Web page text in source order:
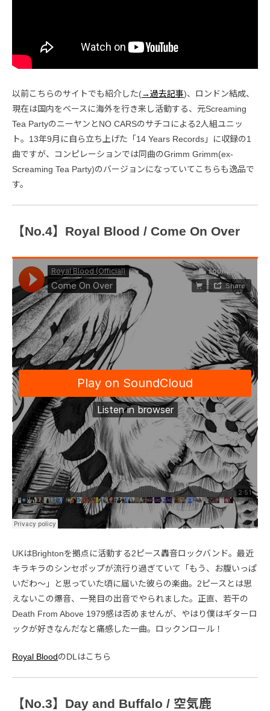
以前こちらのサイトでも紹介した(→過去記事)、ロンドン結成、
現在は国内をベースに海外を行き来し活動する、元Screaming
Tea PartyのニーヤンとNO CARSのサチコによる2人組ユニッ
ト。13年9月に自ら立ち上げた「14 Years Records」に収録の1
曲ですが、コンピレーションでは同曲のGrimm Grimm(ex-
Screaming Tea Party)のバージョンになっていてこちらも逸品で
す。
【No.4】Royal Blood / Come On Over
UKはBrightonを拠点に活動する2ピース轟音ロックバンド。最近
キラキラのシンセポップが流行り過ぎていて「もう、お腹いっぱ
いだわ～」と思っていた頃に届いた彼らの楽曲。2ピースとは思
えないこの爆音、一発目の出音でやられました。正直、若干の
Death From Above 1979感は否めませんが、やはり僕はギターロ
ックが好きなんだなと痛感した一曲。ロックンロール！
Royal BloodのDLはこちら
【No.3】Day and Buffalo / 空気鹿